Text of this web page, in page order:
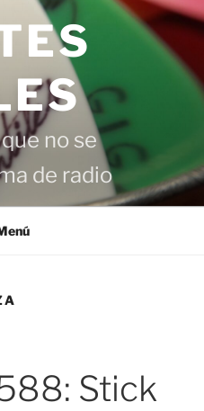
no se
de radio
Stick